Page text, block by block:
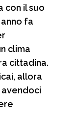
con il suo
fa
clima
cittadina.
allora